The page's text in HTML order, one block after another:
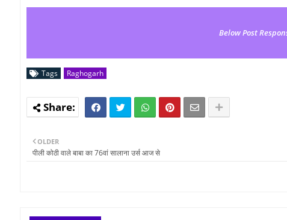
Below Post
Tags Raghogarh
OLDER
पीली कोठी वाले बाबा का 76वां सालाना उर्स आज से